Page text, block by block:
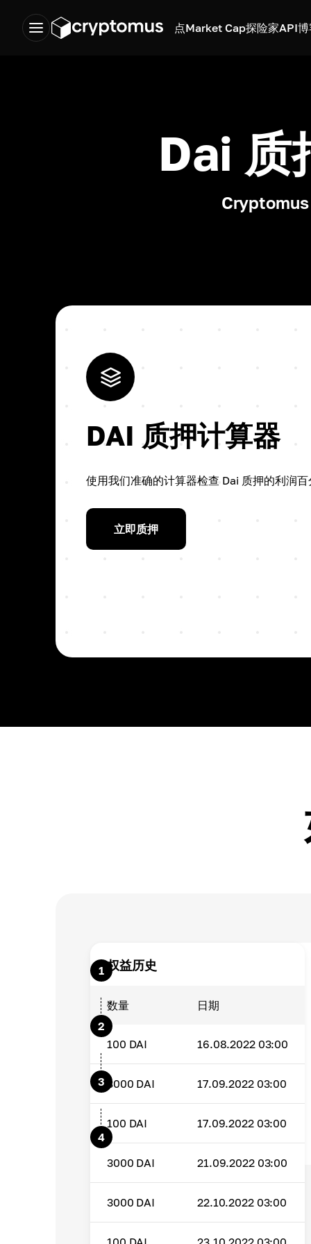
点Market Cap探险家API
Dai 质
Cryptomus
DAI 质押计算器
使用我们准确的计算器检查 Dai 质押的利润百
立即质押
权益历史
数量 日期
100 DAI 16.08.2022 03:00
3000 DAI 17.09.2022 03:00
100 DAI 17.09.2022 03:00
3000 DAI 21.09.2022 03:00
3000 DAI 22.10.2022 03:00
1 为 DAI质押 选择最佳钱包
2
3
每次验证者创建区块时都会产生兴趣
4 索取利润
手动将 DAI 质押奖励提取到您的钱包